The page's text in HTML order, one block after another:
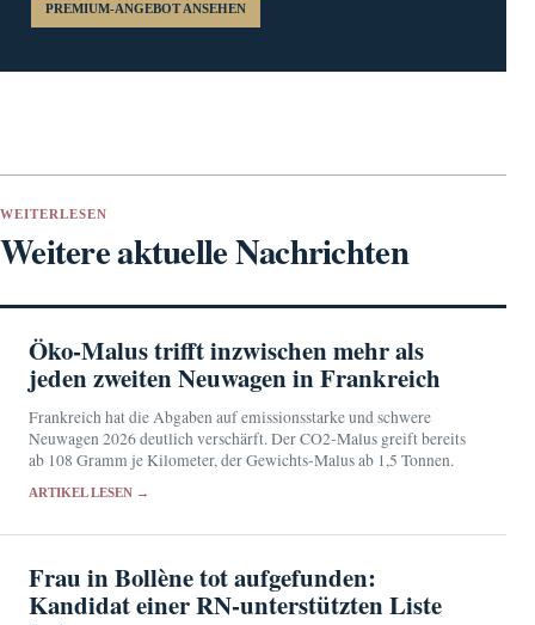
PREMIUM-ANGEBOT ANSEHEN
WEITERLESEN
Weitere aktuelle Nachrichten
Öko-Malus trifft inzwischen mehr als
jeden zweiten Neuwagen in Frankreich
Frankreich hat die Abgaben auf emissionsstarke und schwere
Neuwagen 2026 deutlich verschärft. Der CO2-Malus greift bereits
ab 108 Gramm je Kilometer, der Gewichts-Malus ab 1,5 Tonnen.
ARTIKEL LESEN →
Frau in Bollène tot aufgefunden:
Kandidat einer RN-unterstützten Liste